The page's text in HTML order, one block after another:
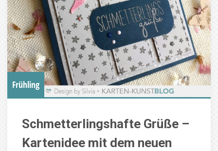
Frühling
Schmetterlingshafte Grüße –
Kartenidee mit dem neuen